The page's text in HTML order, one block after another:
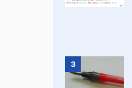
3